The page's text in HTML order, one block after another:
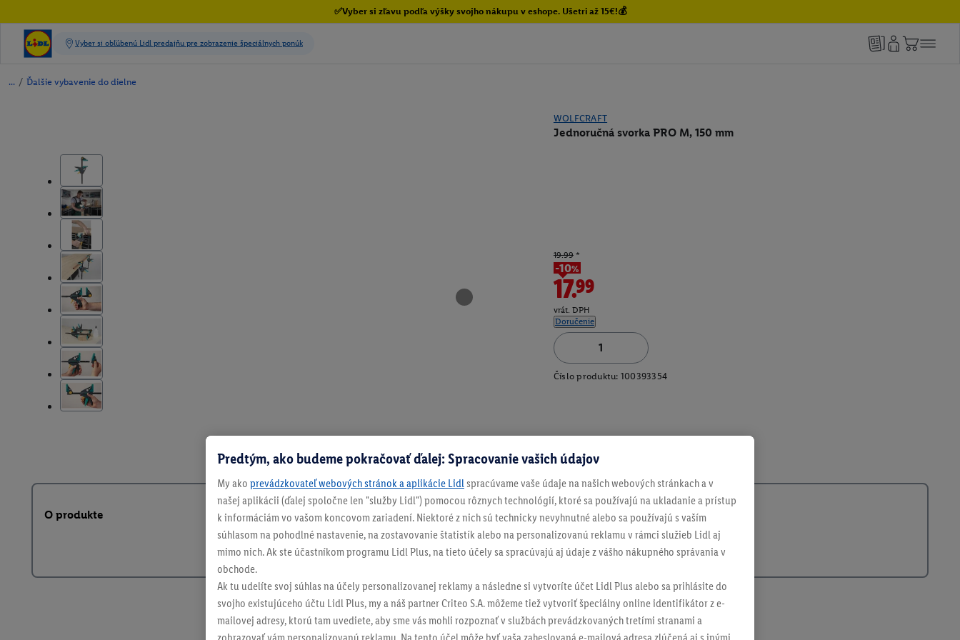
✅Vyber si zľavu podľa výšky svojho nákupu v eshope. Ušetri až 15€!💰
/ Ďalšie vybavenie do dielne
WOLFCRAFT
Jednoručná svorka PRO M, 150 mm
19.99*
-10%
17.99
vrát. DPH
Doručenie
Číslo produktu: 100393354
O produkte
Predtým, ako budeme pokračovať ďalej: Spracovanie vašich údajov
My ako prevádzkovateľ webových stránok a aplikácie Lidl spracúvame vaše údaje na našich webových stránkach a v
našej aplikácii (ďalej spoločne len "služby Lidl") pomocou rôznych technológií, ktoré sa používajú na ukladanie a prístup
k informáciám vo vašom koncovom zariadení. Niektoré z nich sú technicky nevyhnutné alebo sa používajú s vaším
súhlasom na pohodlné nastavenie, na zostavovanie štatistík alebo na personalizovanú reklamu v rámci služieb Lidl aj
mimo nich. Ak ste účastníkom programu Lidl Plus, na tieto účely sa spracúvajú aj údaje z vášho nákupného správania v
obchode.
Ak tu udelíte svoj súhlas na účely personalizovanej reklamy a následne si vytvoríte účet Lidl Plus alebo sa prihlásite do
svojho existujúceho účtu Lidl Plus, my a náš partner Criteo S.A. môžeme tiež vytvoriť špeciálny online identifikátor z e-
mailovej adresy, ktorú tam uvediete, aby sme vás mohli rozpoznať v službách prevádzkovaných tretími stranami a